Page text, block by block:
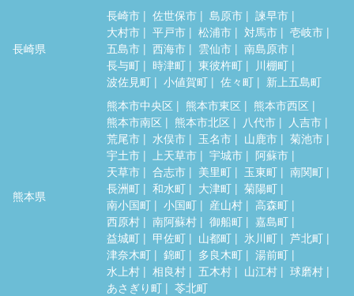
長崎県
長崎市 佐世保市 島原市
諫早市
大村市
平戸市 松浦市 対馬市
壱岐市
五島市
西海市 雲仙市
南島原市
長与町
時津町 東彼杵町
川棚町
波佐見町
小値賀町 佐々町 新上五島町
熊本県
熊本市中央区 熊本市東区
熊本市西区
熊本市南区
熊本市北区 八代市
人吉市
荒尾市
水俣市 玉名市 山鹿市
菊池市
宇土市
上天草市 宇城市
阿蘇市
天草市
合志市 美里町 玉東町
南関町
長洲町
和水町 大津町
菊陽町
南小国町
小国町 産山村
高森町
西原村
南阿蘇村 御船町
嘉島町
益城町
甲佐町 山都町 氷川町
芦北町
津奈木町
錦町 多良木町
湯前町
水上村
相良村 五木村 山江村
球磨村
あさぎり町
苓北町